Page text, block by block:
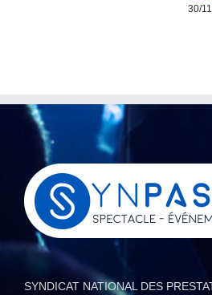
30/
SYNDICAT NATIONAL DES